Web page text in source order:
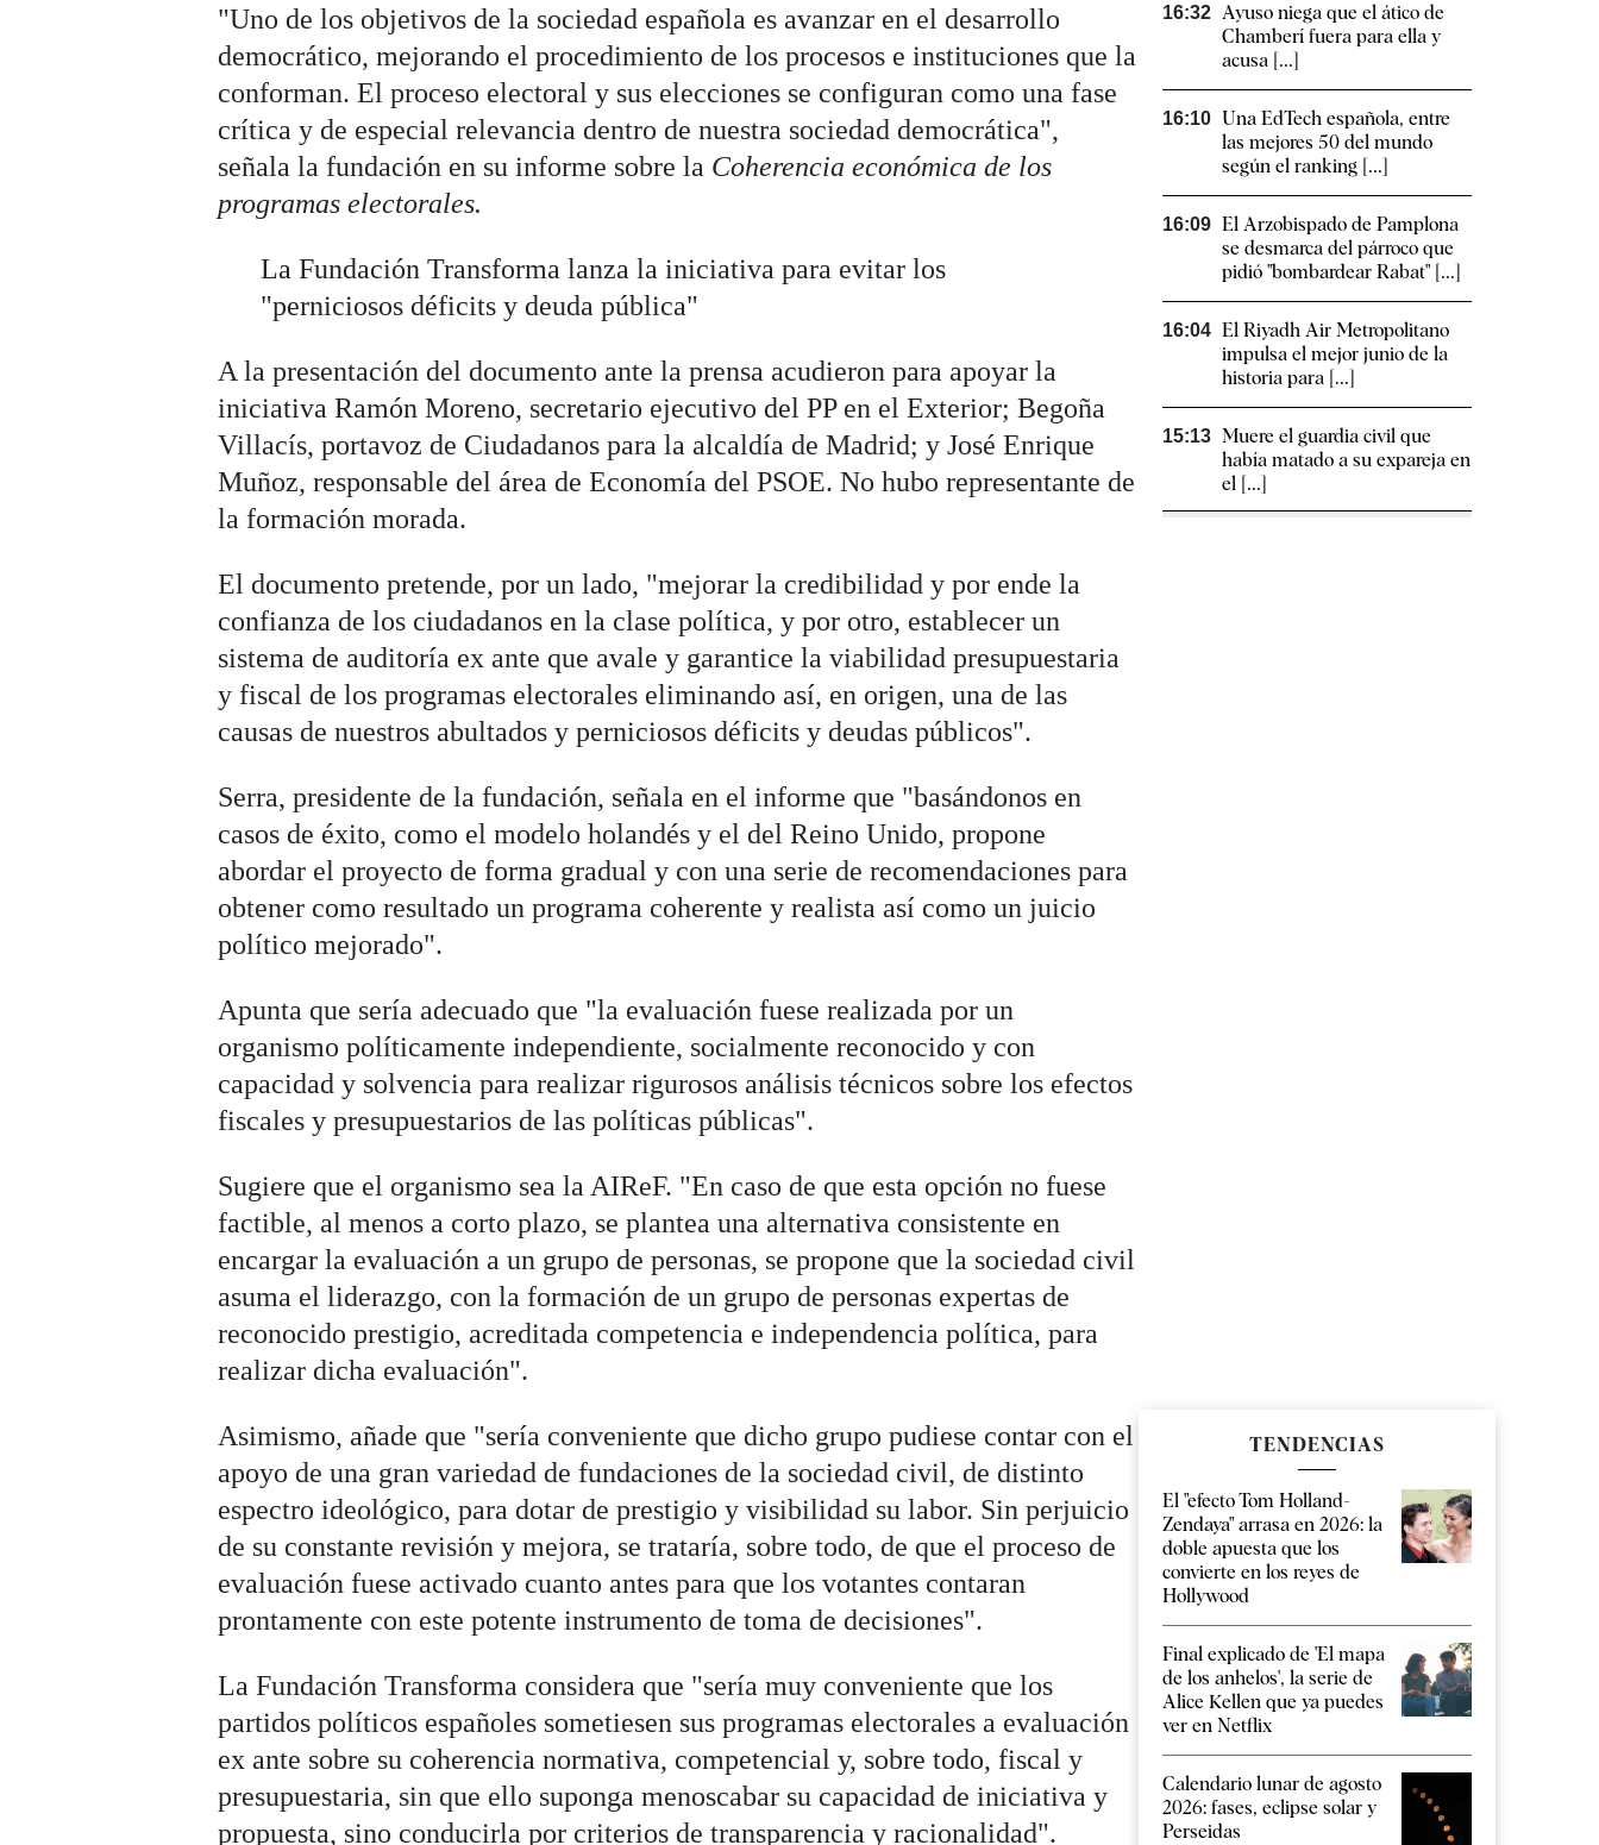
"Uno de los objetivos de la sociedad española es avanzar en el desarrollo
democrático, mejorando el procedimiento de los procesos e instituciones que la
conforman. El proceso electoral y sus elecciones se configuran como una fase
crítica y de especial relevancia dentro de nuestra sociedad democrática",
señala la fundación en su informe sobre la Coherencia económica de los
programas electorales.
La Fundación Transforma lanza la iniciativa para evitar los
"perniciosos déficits y deuda pública"
A la presentación del documento ante la prensa acudieron para apoyar la
iniciativa Ramón Moreno, secretario ejecutivo del PP en el Exterior; Begoña
Villacís, portavoz de Ciudadanos para la alcaldía de Madrid; y José Enrique
Muñoz, responsable del área de Economía del PSOE. No hubo representante de
la formación morada.
El documento pretende, por un lado, "mejorar la credibilidad y por ende la
confianza de los ciudadanos en la clase política, y por otro, establecer un
sistema de auditoría ex ante que avale y garantice la viabilidad presupuestaria
y fiscal de los programas electorales eliminando así, en origen, una de las
causas de nuestros abultados y perniciosos déficits y deudas públicos".
Serra, presidente de la fundación, señala en el informe que "basándonos en
casos de éxito, como el modelo holandés y el del Reino Unido, propone
abordar el proyecto de forma gradual y con una serie de recomendaciones para
obtener como resultado un programa coherente y realista así como un juicio
político mejorado".
Apunta que sería adecuado que "la evaluación fuese realizada por un
organismo políticamente independiente, socialmente reconocido y con
capacidad y solvencia para realizar rigurosos análisis técnicos sobre los efectos
fiscales y presupuestarios de las políticas públicas".
Sugiere que el organismo sea la AIReF. "En caso de que esta opción no fuese
factible, al menos a corto plazo, se plantea una alternativa consistente en
encargar la evaluación a un grupo de personas, se propone que la sociedad civil
asuma el liderazgo, con la formación de un grupo de personas expertas de
reconocido prestigio, acreditada competencia e independencia política, para
realizar dicha evaluación".
Asimismo, añade que "sería conveniente que dicho grupo pudiese contar con el
apoyo de una gran variedad de fundaciones de la sociedad civil, de distinto
espectro ideológico, para dotar de prestigio y visibilidad su labor. Sin perjuicio
de su constante revisión y mejora, se trataría, sobre todo, de que el proceso de
evaluación fuese activado cuanto antes para que los votantes contaran
prontamente con este potente instrumento de toma de decisiones".
La Fundación Transforma considera que "sería muy conveniente que los
partidos políticos españoles sometiesen sus programas electorales a evaluación
ex ante sobre su coherencia normativa, competencial y, sobre todo, fiscal y
presupuestaria, sin que ello suponga menoscabar su capacidad de iniciativa y
propuesta, sino conducirla por criterios de transparencia y racionalidad".
16:32 Ayuso niega que el ático de
Chamberí fuera para ella y
acusa [...]
16:10 Una EdTech española, entre
las mejores 50 del mundo
según el ranking [...]
16:09 El Arzobispado de Pamplona
se desmarca del párroco que
pidió "bombardear Rabat" [...]
16:04 El Riyadh Air Metropolitano
impulsa el mejor junio de la
historia para [...]
15:13 Muere el guardia civil que
había matado a su expareja en
el [...]
TENDENCIAS
El "efecto Tom Holland-
Zendaya" arrasa en 2026: la
doble apuesta que los
convierte en los reyes de
Hollywood
Final explicado de 'El mapa
de los anhelos', la serie de
Alice Kellen que ya puedes
ver en Netflix
Calendario lunar de agosto
2026: fases, eclipse solar y
Perseidas